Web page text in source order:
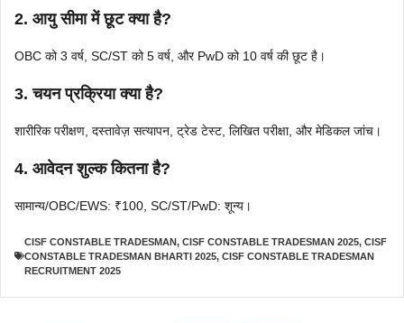
2. आयु सीमा में छूट क्या है?
OBC को 3 वर्ष, SC/ST को 5 वर्ष, और PwD को 10 वर्ष की छूट है।
3.चयन प्रक्रिया क्या है?
शारीरिक परीक्षण, दस्तावेज़ सत्यापन, ट्रेड टेस्ट, लिखित परीक्षा, और मेडिकल जांच।
4. आवेदन शुल्क कितना है?
सामान्य/OBC/EWS: ₹100, SC/ST/PwD: शून्य।
CISF CONSTABLE TRADESMAN, CISF CONSTABLE TRADESMAN 2025, CISF
CONSTABLE TRADESMAN BHARTI 2025, CISF CONSTABLE TRADESMAN
RECRUITMENT 2025